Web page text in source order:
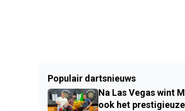
Populair dartsnieuws
Na Las Vegas wint
ook het